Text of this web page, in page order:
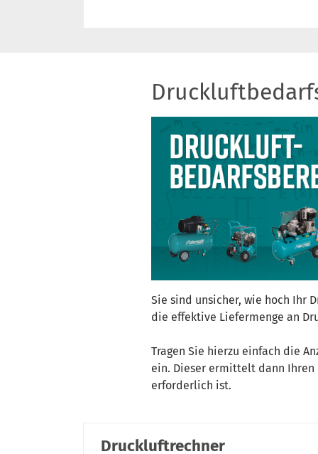
Sie sind unsicher, wie hoch Ihr
die effektive Liefermenge an
Tragen Sie hierzu einfach die
ein. Dieser ermittelt dann
erforderlich ist.
Druckluftrechner